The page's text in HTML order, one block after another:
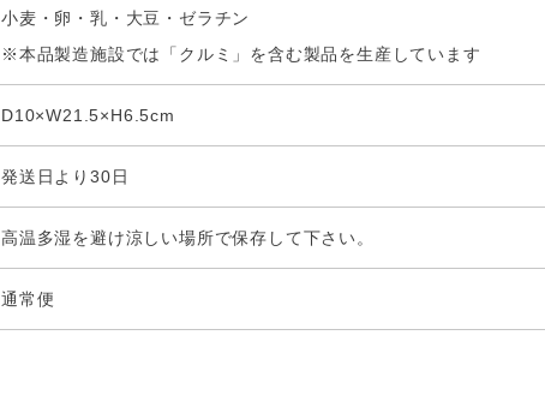
小麦・卵・乳・大豆・ゼラチン
※本品製造施設では「クルミ」を含む製品を生産しています
D10×W21.5×H6.5cm
発送日より30日
高温多湿を避け涼しい場所で保存して下さい。
通常便